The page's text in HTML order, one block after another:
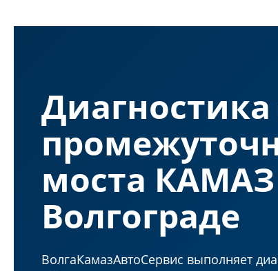
моста
Волгограде
ВолгаКамазАвтоСервис выполняет